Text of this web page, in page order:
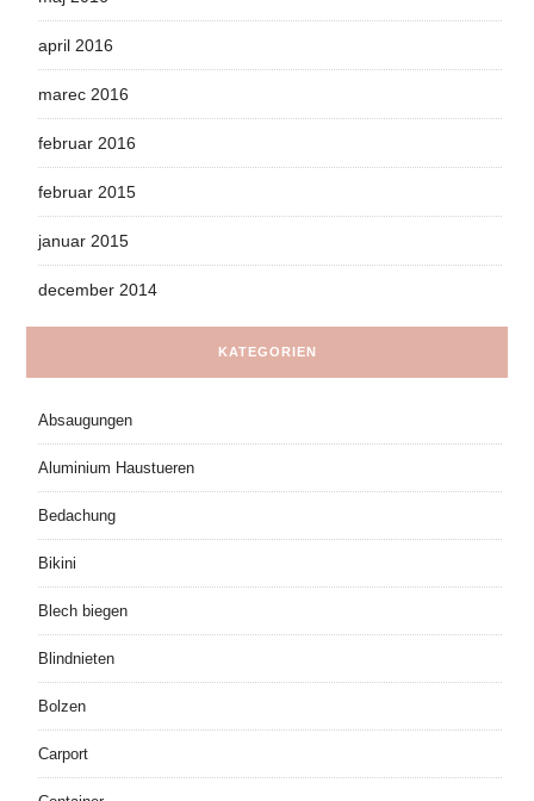
april 2016
marec 2016
februar 2016
februar 2015
januar 2015
december 2014
KATEGORIEN
Absaugungen
Aluminium Haustueren
Bedachung
Bikini
Blech biegen
Blindnieten
Bolzen
Carport